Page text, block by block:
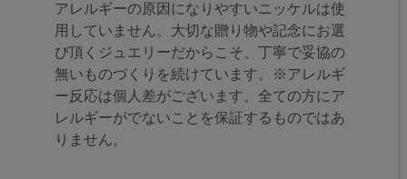
アレルギーの原因になりやすいニッケルは使
用していません。大切な贈り物や記念にお選
び頂くジュエリーだからこそ、丁寧で妥協の
無いものづくりを続けています。※アレルギ
ー反応は個人差がございます。全ての方にア
レルギーがでないことを保証するものではあ
りません。